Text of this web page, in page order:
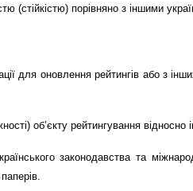
(стійкістю) порівняно з іншими
для оновлення рейтингів або з
об’єкту рейтингування відносно
законодавства та